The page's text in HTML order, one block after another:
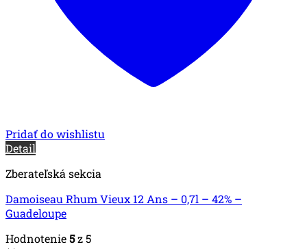
Pridať do wishlistu
Detail
Zberateľská sekcia
Damoiseau Rhum Vieux 12 Ans – 0,7l – 42% –
Guadeloupe
Hodnotenie5z 5